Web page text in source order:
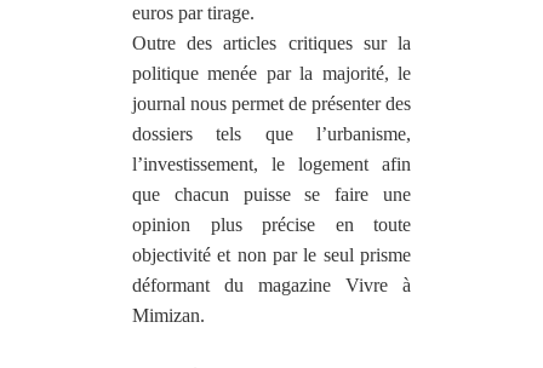
euros par tirage.
Outre des articles critiques sur la
politique menée par la majorité, le
journal nous permet de présenter des
dossiers tels que l’urbanisme,
l’investissement, le logement afin
que chacun puisse se faire une
opinion plus précise en toute
objectivité et non par le seul prisme
déformant du magazine Vivre à
Mimizan.